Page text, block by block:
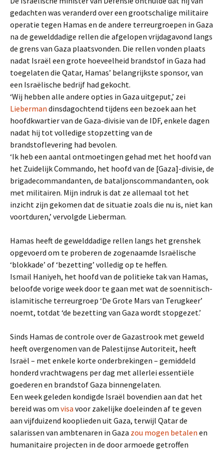
gedachten was veranderd over een grootschalige militaire
operatie tegen Hamas en de andere terreurgroepen in Gaza
na de gewelddadige rellen die afgelopen vrijdagavond langs
de grens van Gaza plaatsvonden. Die rellen vonden plaats
nadat Israël een grote hoeveelheid brandstof in Gaza had
toegelaten die Qatar, Hamas’ belangrijkste sponsor, van
een Israëlische bedrijf had gekocht.
‘Wij hebben alle andere opties in Gaza uitgeput,’ zei
Lieberman dinsdagochtend tijdens een bezoek aan het
hoofdkwartier van de Gaza-divisie van de IDF, enkele dagen
nadat hij tot volledige stopzetting van de
brandstoflevering had bevolen.
‘Ik heb een aantal ontmoetingen gehad met het hoofd van
het Zuidelijk Commando, het hoofd van de [Gaza]-divisie, de
brigadecommandanten, de bataljonscommandanten, ook
met militairen. Mijn indruk is dat ze allemaal tot het
inzicht zijn gekomen dat de situatie zoals die nu is, niet kan
voortduren,’ vervolgde Lieberman.
Hamas heeft de gewelddadige rellen langs het grenshek
opgevoerd om te proberen de zogenaamde Israëlische
‘blokkade’ of ‘bezetting’ volledig op te heffen.
Ismail Haniyeh, het hoofd van de politieke tak van Hamas,
beloofde vorige week door te gaan met wat de soennitisch-
islamitische terreurgroep ‘De Grote Mars van Terugkeer’
noemt, totdat ‘de bezetting van Gaza wordt stopgezet.’
Sinds Hamas de controle over de Gazastrook met geweld
heeft overgenomen van de Palestijnse Autoriteit, heeft
Israël – met enkele korte onderbrekingen – gemiddeld
honderd vrachtwagens per dag met allerlei essentiële
goederen en brandstof Gaza binnengelaten.
Een week geleden kondigde Israël bovendien aan dat het
bereid was om visa voor zakelijke doeleinden af te geven
aan vijfduizend kooplieden uit Gaza, terwijl Qatar de
salarissen van ambtenaren in Gaza zou mogen betalen en
humanitaire projecten in de door armoede getroffen